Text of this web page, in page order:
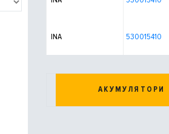
INA 530015410
АКУМУЛЯТОРИ